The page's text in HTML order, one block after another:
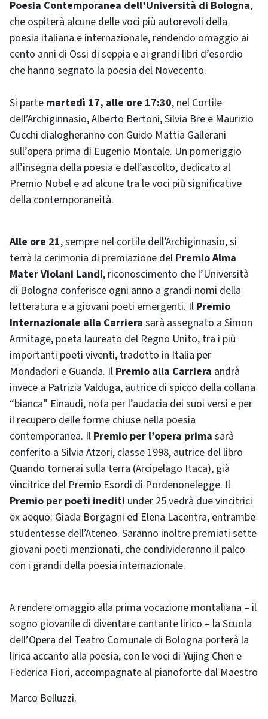
Poesia Contemporanea dell’Università di Bologna,
che ospiterà alcune delle voci più autorevoli della
poesia italiana e internazionale, rendendo omaggio ai
cento anni di Ossi di seppia e ai grandi libri d’esordio
che hanno segnato la poesia del Novecento.
Si parte martedì 17, alle ore 17:30, nel Cortile
dell’Archiginnasio, Alberto Bertoni, Silvia Bre e Maurizio
Cucchi dialogheranno con Guido Mattia Gallerani
sull’opera prima di Eugenio Montale. Un pomeriggio
all’insegna della poesia e dell’ascolto, dedicato al
Premio Nobel e ad alcune tra le voci più significative
della contemporaneità.
Alle ore 21, sempre nel cortile dell’Archiginnasio, si
terrà la cerimonia di premiazione del Premio Alma
Mater Violani Landi, riconoscimento che l’Università
di Bologna conferisce ogni anno a grandi nomi della
letteratura e a giovani poeti emergenti. Il Premio
Internazionale alla Carriera sarà assegnato a Simon
Armitage, poeta laureato del Regno Unito, tra i più
importanti poeti viventi, tradotto in Italia per
Mondadori e Guanda. Il Premio alla Carriera andrà
invece a Patrizia Valduga, autrice di spicco della collana
“bianca” Einaudi, nota per l’audacia dei suoi versi e per
il recupero delle forme chiuse nella poesia
contemporanea. Il Premio per l’opera prima sarà
conferito a Silvia Atzori, classe 1998, autrice del libro
Quando tornerai sulla terra (Arcipelago Itaca), già
vincitrice del Premio Esordi di Pordenonelegge. Il
Premio per poeti inediti under 25 vedrà due vincitrici
ex aequo: Giada Borgagni ed Elena Lacentra, entrambe
studentesse dell’Ateneo. Saranno inoltre premiati sette
giovani poeti menzionati, che condivideranno il palco
con i grandi della poesia internazionale.
A rendere omaggio alla prima vocazione montaliana – il
sogno giovanile di diventare cantante lirico – la Scuola
dell’Opera del Teatro Comunale di Bologna porterà la
lirica accanto alla poesia, con le voci di Yujing Chen e
Federica Fiori, accompagnate al pianoforte dal Maestro
Marco Belluzzi.